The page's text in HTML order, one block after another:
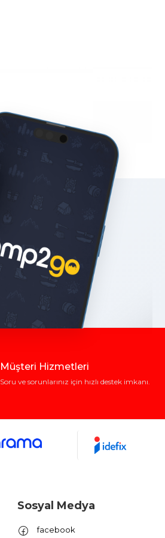
Müşteri Hizmetleri
Soru ve sorunlarınız için hızlı destek imkanı.
Sosyal Medya
facebook